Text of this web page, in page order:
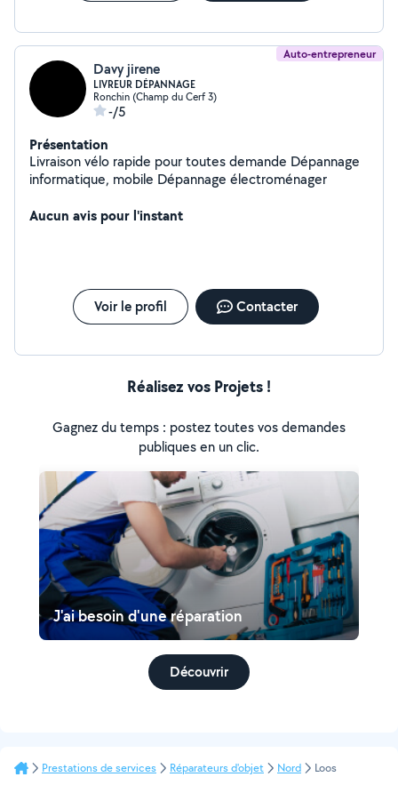
Auto-entrepreneur
Davy jirene
LIVREUR DÉPANNAGE
Ronchin (Champ du Cerf 3)
-/5
Présentation
Livraison vélo rapide pour toutes demande Dépannage
informatique, mobile Dépannage électroménager
Aucun avis pour l'instant
Voir le profil Contacter
Réalisez vos Projets !
Gagnez du temps : postez toutes vos demandes
publiques en un clic.
J'ai besoin d'une réparation
Découvrir
Prestations de services Réparateurs d'objet Nord Loos